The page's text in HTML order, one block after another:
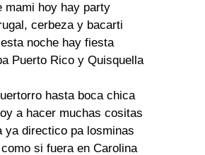
mami hoy hay party
cerbeza y bacarti
noche hay fiesta
Puerto Rico y Quisquella
hasta boca chica
a hacer muchas cositas
ya directico pa losminas
como si fuera en Carolina